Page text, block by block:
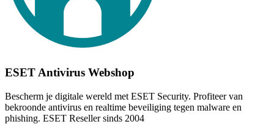
ESET Antivirus Webshop
Bescherm je digitale wereld met ESET Security. Profiteer van
bekroonde antivirus en realtime beveiliging tegen malware en
phishing. ESET Reseller sinds 2004